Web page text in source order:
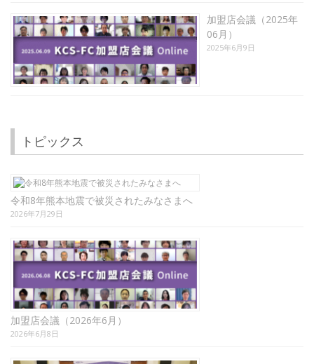
加盟店会議（2025年
06月）
2025年6月9日
トピックス
令和8年熊本地震で被災されたみなさまへ
2026年7月29日
加盟店会議（2026年6月）
2026年6月8日